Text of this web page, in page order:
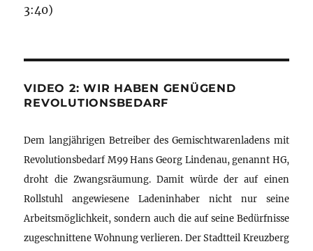
3:40)
VIDEO 2: WIR HABEN GENÜGEND
REVOLUTIONSBEDARF
Dem langjährigen Betreiber des Gemischtwarenladens mit
Revolutionsbedarf M99 Hans Georg Lindenau, genannt HG,
droht die Zwangsräumung. Damit würde der auf einen
Rollstuhl angewiesene Ladeninhaber nicht nur seine
Arbeitsmöglichkeit, sondern auch die auf seine Bedürfnisse
zugeschnittene Wohnung verlieren. Der Stadtteil Kreuzberg